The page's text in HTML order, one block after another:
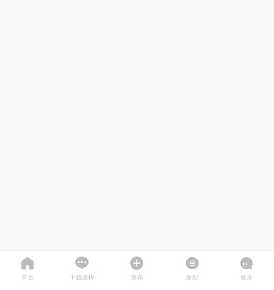
首页 下载课程 发布 发现 登录